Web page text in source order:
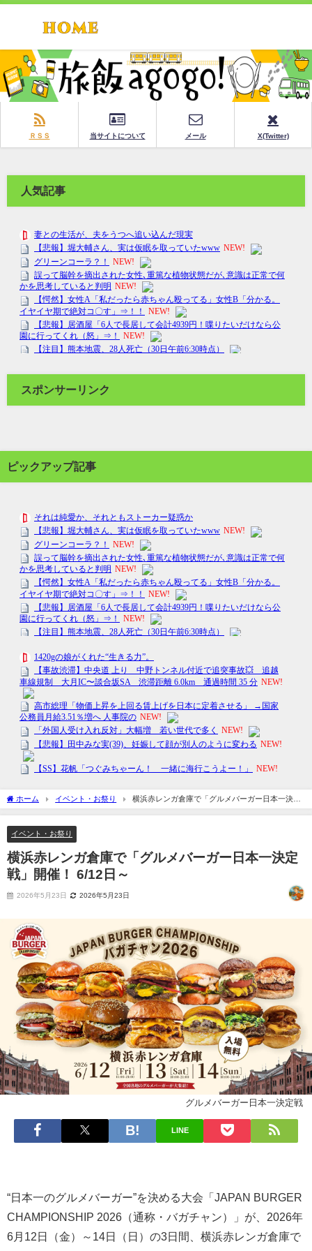
ＲＳＳ 当サイトについて メール X(Twitter)
人気記事
スポンサーリンク
ピックアップ記事
ホーム イベント・お祭り
横浜赤レンガ倉庫で「グルメバーガー日本一決定
戦」開催！ 6/12日～
イベント・お祭り
横浜赤レンガ倉庫で「グルメバーガー日本一決定
戦」開催！ 6/12日～
2026年5月23日 2026年5月23日
グルメバーガー日本一決定戦
LINE
“日本一のグルメバーガー”を決める大会「JAPAN BURGER
CHAMPIONSHIP 2026（通称・バガチャン）」が、2026年
6月12日（金）～14日（日）の3日間、横浜赤レンガ倉庫で